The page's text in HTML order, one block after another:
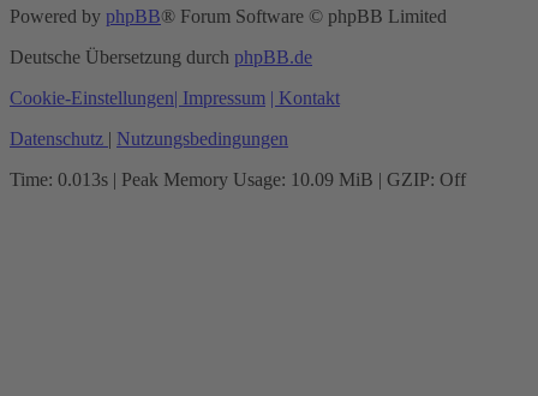
Powered by phpBB® Forum Software © phpBB Limited
Deutsche Übersetzung durch phpBB.de
Cookie-Einstellungen| Impressum | Kontakt
Datenschutz | Nutzungsbedingungen
Time: 0.013s | Peak Memory Usage: 10.09 MiB | GZIP: Off